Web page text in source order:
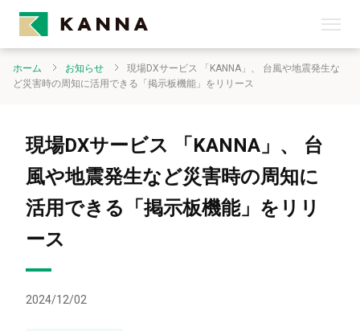
ホーム お知らせ
現場DXサービス 「KANNA」、 台風や地震発生な
ど災害時の周知に活用できる「掲示板機能」をリリース
現場DXサービス 「KANNA」、 台
風や地震発生など災害時の周知に
活用できる「掲示板機能」をリリ
ース
2024/12/02